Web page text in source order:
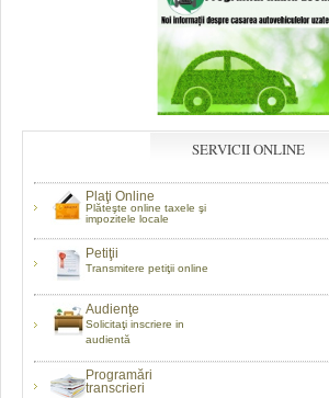
SERVICII ONLINE
Plaţi Online
Plăteşte online taxele şi
impozitele locale
Petiţii
Transmitere petiţii online
Audienţe
Solicitaţi inscriere in
audientă
Programări
transcrieri